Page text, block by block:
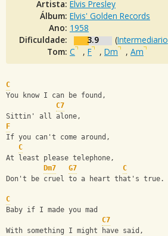
Artista: Elvis Presley
Álbum: Elvis' Golden Records
Ano: 1958
Dificuldade:
3.9 (Intermediario
Tom: C , F , Dm , Am
C
You know I can be found,
C7
Sittin' all alone,
F
If you can't come around,
C
At least please telephone,
Dm7
G7
C
Don't be cruel to a heart that's true.
C
Baby if I made you mad
C7
With something I might have said,